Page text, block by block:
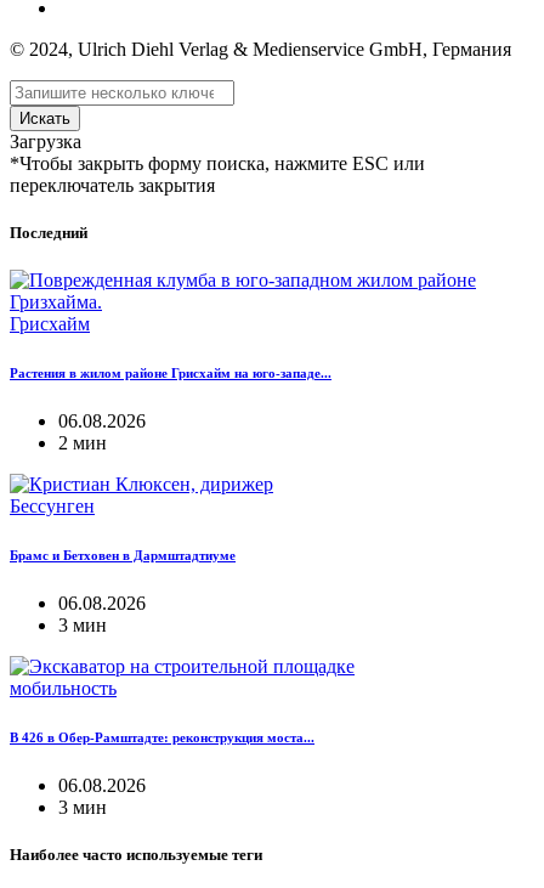
© 2024, Ulrich Diehl Verlag & Medienservice GmbH, Германия
Искать
Загрузка
*Чтобы закрыть форму поиска, нажмите ESC или
переключатель закрытия
Последний
Грисхайм
Растения в жилом районе Грисхайм на юго-западе...
06.08.2026
2 мин
Бессунген
Брамс и Бетховен в Дармштадтиуме
06.08.2026
3 мин
мобильность
B 426 в Обер-Рамштадте: реконструкция моста...
06.08.2026
3 мин
Наиболее часто используемые теги